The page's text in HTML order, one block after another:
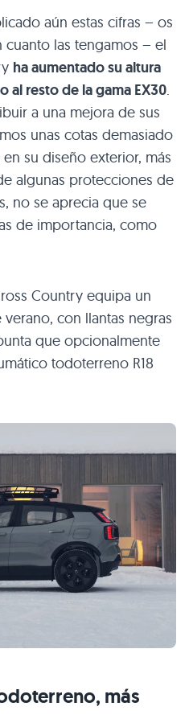
aún estas cifras – os
las tengamos – el
ha aumentado su altura
al resto de la gama EX30.
a una mejora de sus
unas cotas demasiado
su diseño exterior, más
algunas protecciones de
no se aprecia que se
de importancia, como
Country equipa un
con llantas negras
que opcionalmente
todoterreno R18
más